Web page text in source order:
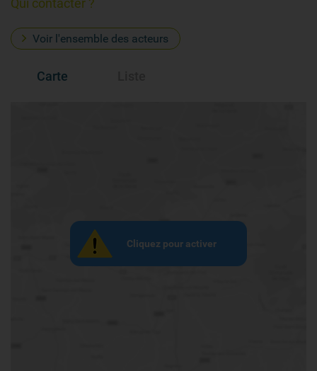
Qui contacter ?
Voir l'ensemble des acteurs
Carte
Cliquez pour activer